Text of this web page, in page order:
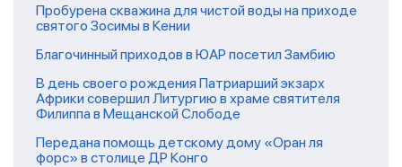
Пробурена скважина для чистой воды на приходе
святого Зосимы в Кении
Благочинный приходов в ЮАР посетил Замбию
В день своего рождения Патриарший экзарх
Африки совершил Литургию в храме святителя
Филиппа в Мещанской Слободе
Передана помощь детскому дому «Оран ля
форс» в столице ДР Конго